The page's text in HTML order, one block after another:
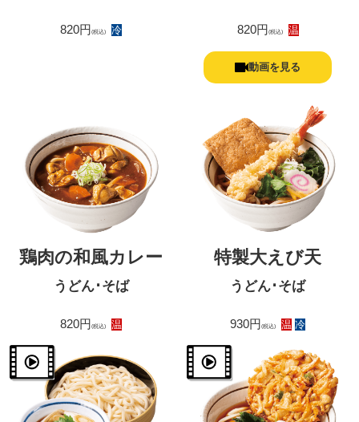
820円(税込) 冷 820円(税込) 温
動画を見る
鶏肉の和風カレー
うどん･そば
820円(税込) 温
特製大えび天
うどん･そば
930円(税込) 温 冷